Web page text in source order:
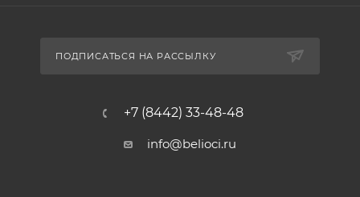
ПОДПИСАТЬСЯ НА РАССЫЛКУ
+7 (8442) 33-48-48
info@belioci.ru